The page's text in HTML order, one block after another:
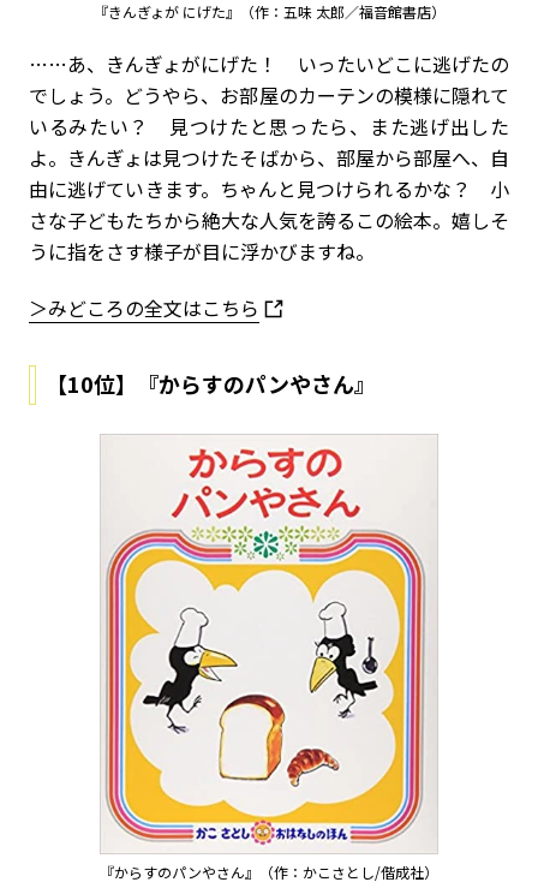
『きんぎょが にげた』（作：五味 太郎／福音館書店）
……あ、きんぎょがにげた！ いったいどこに逃げたの
でしょう。どうやら、お部屋のカーテンの模様に隠れて
いるみたい？ 見つけたと思ったら、また逃げ出した
よ。きんぎょは見つけたそばから、部屋から部屋へ、自
由に逃げていきます。ちゃんと見つけられるかな？ 小
さな子どもたちから絶大な人気を誇るこの絵本。嬉しそ
うに指をさす様子が目に浮かびますね。
＞みどころの全文はこちら
【10位】『からすのパンやさん』
『からすのパンやさん』（作：かこさとし/偕成社）